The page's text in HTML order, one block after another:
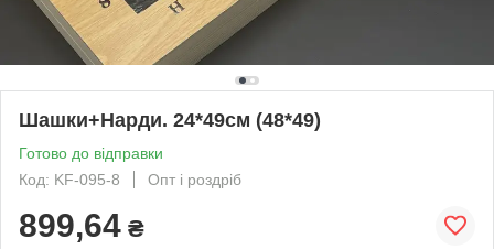
Шашки+Нарди. 24*49см (48*49)
Готово до відправки
Код: KF-095-8
Опт і роздріб
899,64 ₴